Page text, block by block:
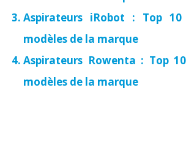
Aspirateurs iRobot : Top 10
modèles de la marque
Aspirateurs Rowenta : Top
modèles de la marque